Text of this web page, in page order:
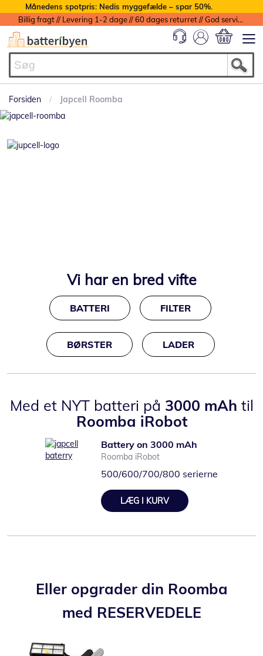
Månedens spotpris: Nedis myggefælde – spar 50%.
Billig fragt // Levering 1-2 dage // 60 dages returret // God service med garanti
Forsiden Japcell Roomba
Vi har en bred vifte
BATTERI FILTER
BØRSTER LADER
Med et NYT batteri på 3000 mAh til
Roomba iRobot
Battery on 3000 mAh
Roomba iRobot
500/600/700/800 serierne
LÆG I KURV
Eller opgrader din Roomba
med RESERVEDELE